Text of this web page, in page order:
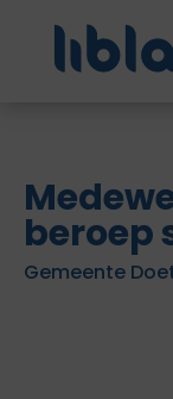
beroep
Gemeente